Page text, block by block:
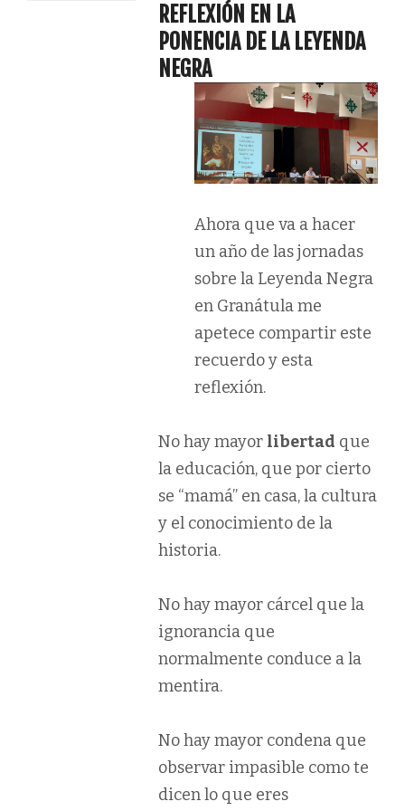
REFLEXIÓN EN LA
PONENCIA DE LA LEYENDA
NEGRA
Ahora que va a hacer
un año de las jornadas
sobre la Leyenda Negra
en Granátula me
apetece compartir este
recuerdo y esta
reflexión.
No hay mayor libertad que
la educación, que por cierto
se “mamá” en casa, la cultura
y el conocimiento de la
historia.
No hay mayor cárcel que la
ignorancia que
normalmente conduce a la
mentira.
No hay mayor condena que
observar impasible como te
dicen lo que eres